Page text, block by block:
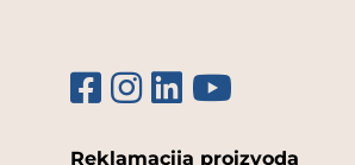
Reklamacija proizvoda